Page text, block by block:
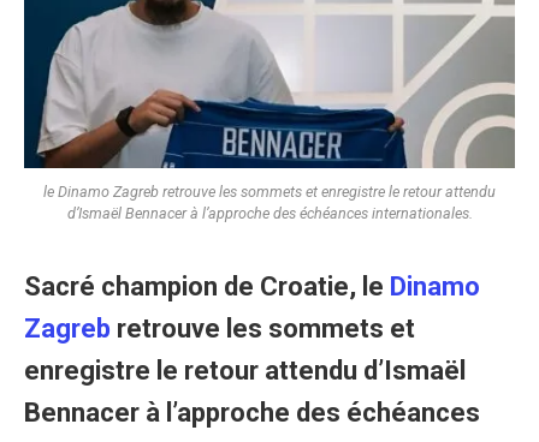
le Dinamo Zagreb retrouve les sommets et enregistre le retour attendu
d’Ismaël Bennacer à l’approche des échéances internationales.
Sacré champion de Croatie, le Dinamo
Zagreb retrouve les sommets et
enregistre le retour attendu d’Ismaël
Bennacer à l’approche des échéances